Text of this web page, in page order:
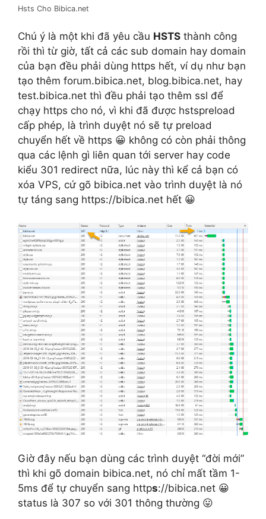
Hsts Cho Bibica.net
Chú ý là một khi đã yêu cầu HSTS thành công
rồi thì từ giờ, tất cả các sub domain hay domain
của bạn đều phải dùng https hết, ví dụ như bạn
tạo thêm forum.bibica.net, blog.bibica.net, hay
test.bibica.net thì đều phải tạo thêm ssl để
chạy https cho nó, vì khi đã được hstspreload
cấp phép, là trình duyệt nó sẽ tự preload
chuyển hết về https 😀 không có còn phải thông
qua các lệnh gì liên quan tới server hay code
kiểu 301 redirect nữa, lúc này thì kể cả bạn có
xóa VPS, cứ gõ bibica.net vào trình duyệt là nó
tự táng sang https://bibica.net hết 😀
Giờ đây nếu bạn dùng các trình duyệt “đời mới”
thì khi gõ domain bibica.net, nó chỉ mất tầm 1-
5ms để tự chuyển sang https://bibica.net 😀
status là 307 so với 301 thông thường 😛